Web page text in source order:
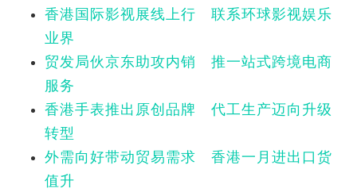
香港国际影视展线上行 联系环球影视娱乐
业界
贸发局伙京东助攻内销 推一站式跨境电商
服务
香港手表推出原创品牌 代工生产迈向升级
转型
外需向好带动贸易需求 香港一月进出口货
值升